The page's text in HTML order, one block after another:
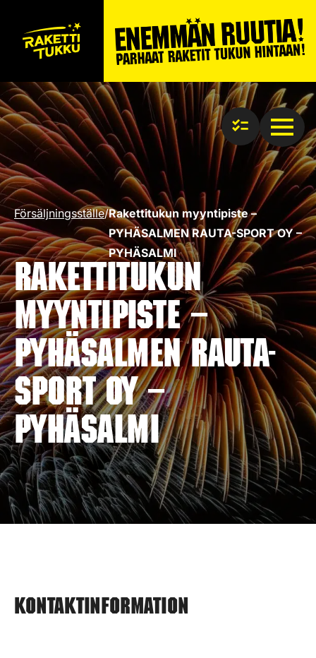
Försäljningsställe/Rakettitukun myyntipiste –
PYHÄSALMEN RAUTA-SPORT OY –
PYHÄSALMI
Rakettitukun
myyntipiste –
PYHÄSALMEN RAUTA-
SPORT OY –
PYHÄSALMI
Kontaktinformation